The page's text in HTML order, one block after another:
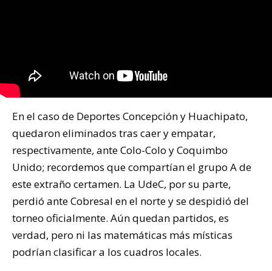
En el caso de Deportes Concepción y Huachipato,
quedaron eliminados tras caer y empatar,
respectivamente, ante Colo-Colo y Coquimbo
Unido; recordemos que compartían el grupo A de
este extraño certamen. La UdeC, por su parte,
perdió ante Cobresal en el norte y se despidió del
torneo oficialmente. Aún quedan partidos, es
verdad, pero ni las matemáticas más místicas
podrían clasificar a los cuadros locales.